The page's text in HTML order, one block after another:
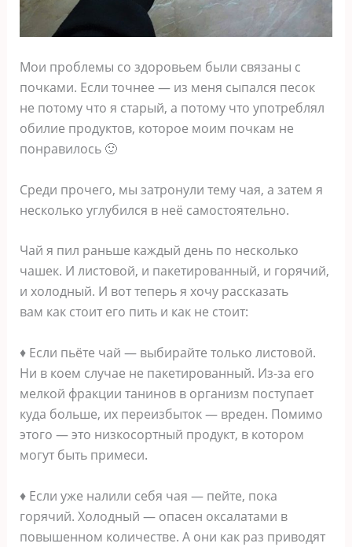
Мои проблемы со здоровьем были связаны с
почками. Если точнее — из меня сыпался песок
не потому что я старый, а потому что употреблял
обилие продуктов, которое моим почкам не
понравилось 🙂
Среди прочего, мы затронули тему чая, а затем я
несколько углубился в неё самостоятельно.
Чай я пил раньше каждый день по несколько
чашек. И листовой, и пакетированный, и горячий,
и холодный. И вот теперь я хочу рассказать
вам как стоит его пить и как не стоит:
♦ Если пьёте чай — выбирайте только листовой.
Ни в коем случае не пакетированный. Из-за его
мелкой фракции танинов в организм поступает
куда больше, их переизбыток — вреден. Помимо
этого — это низкосортный продукт, в котором
могут быть примеси.
♦ Если уже налили себя чая — пейте, пока
горячий. Холодный — опасен оксалатами в
повышенном количестве. А они как раз приводят